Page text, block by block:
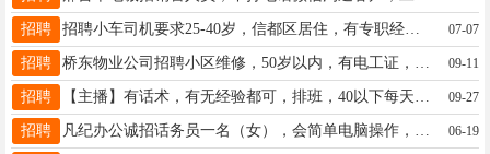
招聘 招聘小车司机要求25-40岁，信都区居住，有专职经验 退伍军人优先 五险+底薪+奖金 电话18431930818 07-07
招聘 09-11
招聘 09-27
招聘 06-19